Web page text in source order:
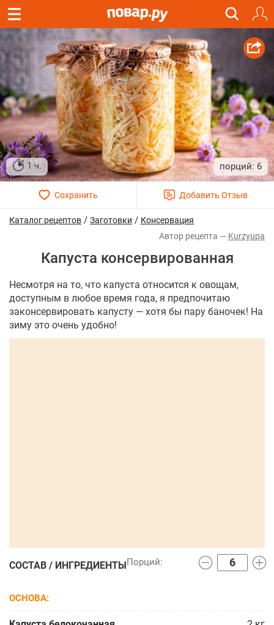
1 ч. 6
Каталог рецептов / Заготовки / Консервация
Kurzyupa
Капуста консервированная
Несмотря на то, что капуста относится к овощам,
доступным в любое время года, я предпочитаю
законсервировать капусту — хотя бы пару баночек! На
зиму это очень удобно!
СОСТАВ / ИНГРЕДИЕНТЫ
ОСНОВА